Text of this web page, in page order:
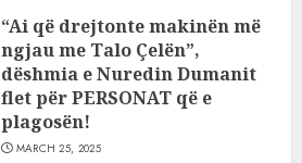
“Ai që drejtonte makinën më
ngjau me Talo Çelën”,
dëshmia e Nuredin Dumanit
flet për PERSONAT që e
plagosën!
MARCH 25, 2025